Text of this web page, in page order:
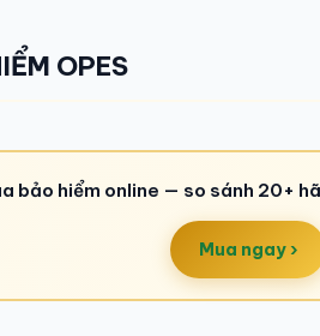
OPES
bảo hiểm online — so sánh 20+
Mua ngay ›